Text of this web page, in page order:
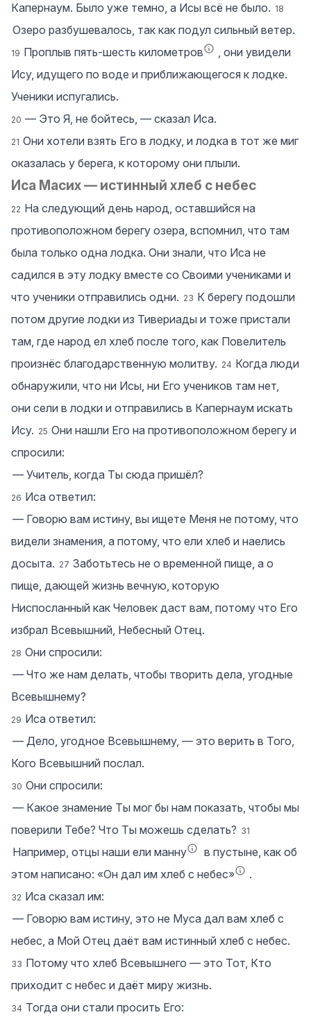
Капернаум. Было уже темно, а Исы всё не было. 18
Озеро разбушевалось, так как подул сильный ветер.
19 Проплыв пять-шесть километров
, они увидели
Ису, идущего по воде и приближающегося к лодке.
Ученики испугались.
20 ― Это Я, не бойтесь, — сказал Иса.
21 Они хотели взять Его в лодку, и лодка в тот же миг
оказалась у берега, к которому они плыли.
Иса Масих — истинный хлеб с небес
22 На следующий день народ, оставшийся на
противоположном берегу озера, вспомнил, что там
была только одна лодка. Они знали, что Иса не
садился в эту лодку вместе со Своими учениками и
что ученики отправились одни. 23 К берегу подошли
потом другие лодки из Тивериады и тоже пристали
там, где народ ел хлеб после того, как Повелитель
произнёс благодарственную молитву. 24 Когда люди
обнаружили, что ни Исы, ни Его учеников там нет,
они сели в лодки и отправились в Капернаум искать
Ису. 25 Они нашли Его на противоположном берегу и
спросили:
― Учитель, когда Ты сюда пришёл?
26 Иса ответил:
― Говорю вам истину, вы ищете Меня не потому, что
видели знамения, а потому, что ели хлеб и наелись
досыта. 27 Заботьтесь не о временной пище, а о
пище, дающей жизнь вечную, которую
Ниспосланный как Человек даст вам, потому что Его
избрал Всевышний, Небесный Отец.
28 Они спросили:
― Что же нам делать, чтобы творить дела, угодные
Всевышнему?
29 Иса ответил:
― Дело, угодное Всевышнему, — это верить в Того,
Кого Всевышний послал.
30 Они спросили:
― Какое знамение Ты мог бы нам показать, чтобы мы
поверили Тебе? Что Ты можешь сделать? 31
Например, отцы наши ели манну
в пустыне, как об
этом написано: «Он дал им хлеб с небес»
.
32 Иса сказал им:
― Говорю вам истину, это не Муса дал вам хлеб с
небес, а Мой Отец даёт вам истинный хлеб с небес.
33 Потому что хлеб Всевышнего — это Тот, Кто
приходит с небес и даёт миру жизнь.
34 Тогда они стали просить Его: